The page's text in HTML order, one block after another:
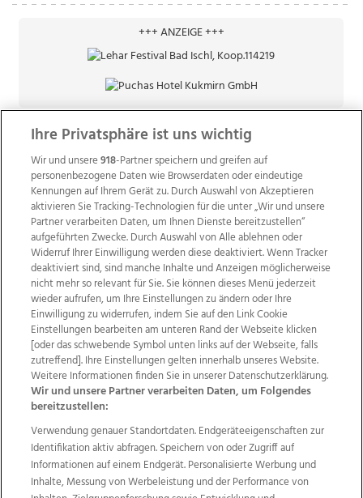
+++ ANZEIGE +++
Wir über uns Mediadaten Kontakt
Jobs
Datenschutz
Impressum
AGB Anzeigekunden
AGB Website
Ehrenkodex Politische Werbung
Weitere Angebote des Medienhauses Wimmer
TV1 di-mog-i.at OÖNow
Ischler Woche
Life Radio
OÖNachrichten
OÖN Immobilien
OÖN Karriere
OÖN Reise
Promenaden Galerien
Ihre Privatsphäre ist uns wichtig
Wir und unsere918-Partner speichern und greifen auf
personenbezogene Daten wie Browserdaten oder eindeutige
Kennungen auf Ihrem Gerät zu. Durch Auswahl von Akzeptieren
aktivieren Sie Tracking-Technologien für die unter „Wir und unsere
Partner verarbeiten Daten, um Ihnen Dienste bereitzustellen“
aufgeführten Zwecke. Durch Auswahl von Alle ablehnen oder
Widerruf Ihrer Einwilligung werden diese deaktiviert. Wenn Tracker
deaktiviert sind, sind manche Inhalte und Anzeigen möglicherweise
nicht mehr so relevant für Sie. Sie können dieses Menü jederzeit
wieder aufrufen, um Ihre Einstellungen zu ändern oder Ihre
Einwilligung zu widerrufen, indem Sie auf den Link Cookie
Einstellungen bearbeiten am unteren Rand der Webseite klicken
[oder das schwebende Symbol unten links auf der Webseite, falls
zutreffend]. Ihre Einstellungen gelten innerhalb unseres Website.
Weitere Informationen finden Sie in unserer Datenschutzerklärung.
Wir und unsere Partner verarbeiten Daten, um Folgendes
bereitzustellen:
Verwendung genauer Standortdaten. Endgeräteeigenschaften zur
Identifikation aktiv abfragen. Speichern von oder Zugriff auf
Informationen auf einem Endgerät. Personalisierte Werbung und
Inhalte, Messung von Werbeleistung und der Performance von